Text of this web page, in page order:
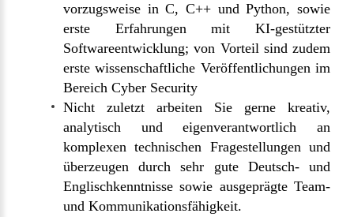
vorzugsweise in C, C++ und Python, sowie
erste Erfahrungen mit KI-gestützter
Softwareentwicklung; von Vorteil sind zudem
erste wissenschaftliche Veröffentlichungen im
Bereich Cyber Security
Nicht zuletzt arbeiten Sie gerne kreativ,
analytisch und eigenverantwortlich an
komplexen technischen Fragestellungen und
überzeugen durch sehr gute Deutsch- und
Englischkenntnisse sowie ausgeprägte Team-
und Kommunikationsfähigkeit.